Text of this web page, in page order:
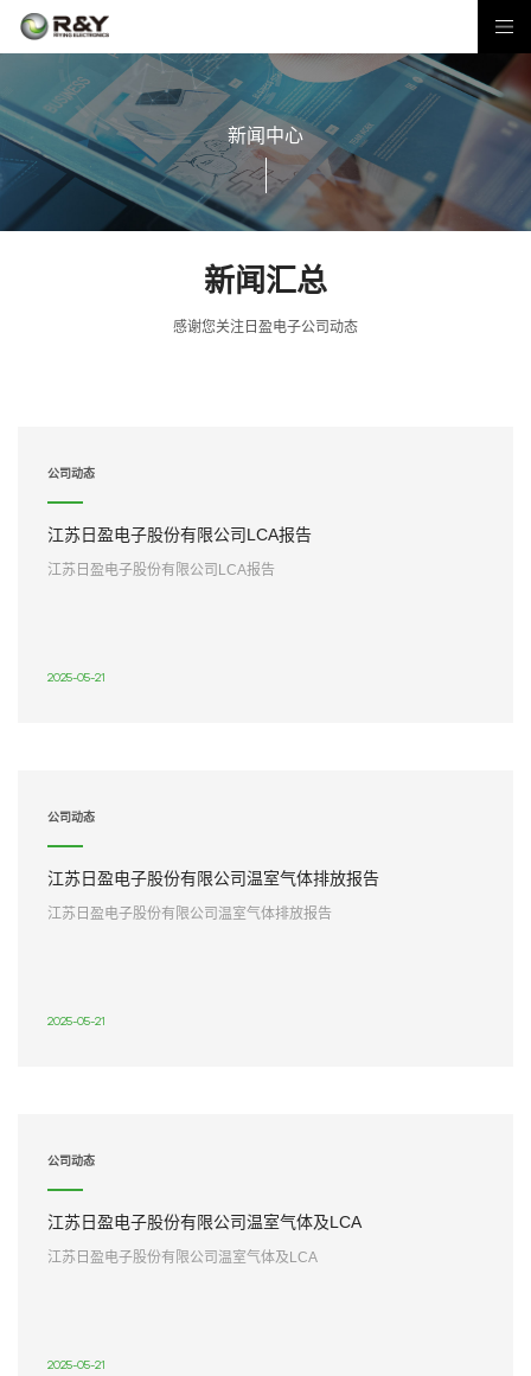
新闻中心
新闻汇总
感谢您关注日盈电子公司动态
公司动态
江苏日盈电子股份有限公司LCA报告
江苏日盈电子股份有限公司LCA报告
2025-05-21
公司动态
江苏日盈电子股份有限公司温室气体排放报告
江苏日盈电子股份有限公司温室气体排放报告
2025-05-21
公司动态
江苏日盈电子股份有限公司温室气体及LCA
江苏日盈电子股份有限公司温室气体及LCA
2025-05-21